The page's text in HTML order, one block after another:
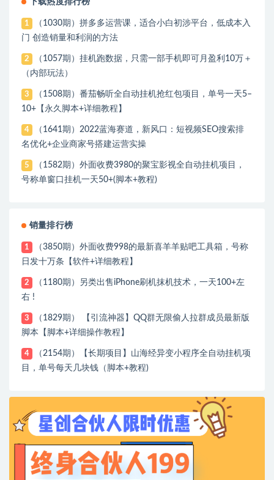
下载热度排行榜
1
（1030期）拼多多运营课，适合小白初涉平台，低成本入
门 创造销量和利润的方法
2
（1057期）挂机跑数据，只需一部手机即可月盈利10万＋
（内部玩法）
3
（1508期）番茄畅听全自动挂机抢红包项目，单号一天5–
10+【永久脚本+详细教程】
4
（1641期）2022蓝海赛道，新风口：短视频SEO搜索排
名优化+企业商家号搭建运营实操
5
（1582期）外面收费3980的聚宝影视全自动挂机项目，
号称单窗口挂机一天50+(脚本+教程)
销量排行榜
1
（3850期）外面收费998的最新喜羊羊贴吧工具箱，号称
日发十万条【软件+详细教程】
2
（1180期）另类出售iPhone刷机抹机技术，一天100+左
右 !
3
（1829期） 【引流神器】QQ群无限偷人拉群成员最新版
脚本【脚本+详细操作教程】
4
（2154期）【长期项目】山海经异变小程序全自动挂机项
目，单号每天几块钱（脚本+教程)